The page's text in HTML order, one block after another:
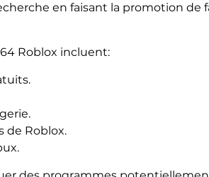
en faisant la promotion de
Roblox incluent:
de Roblox.